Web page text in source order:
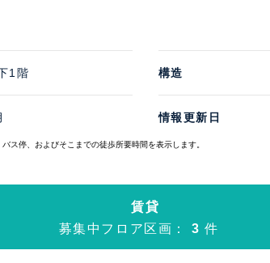
1階 構造
情報更新日
ス停、およびそこまでの徒歩所要時間を表示します。
賃貸
募集中フロア区画： 3 件